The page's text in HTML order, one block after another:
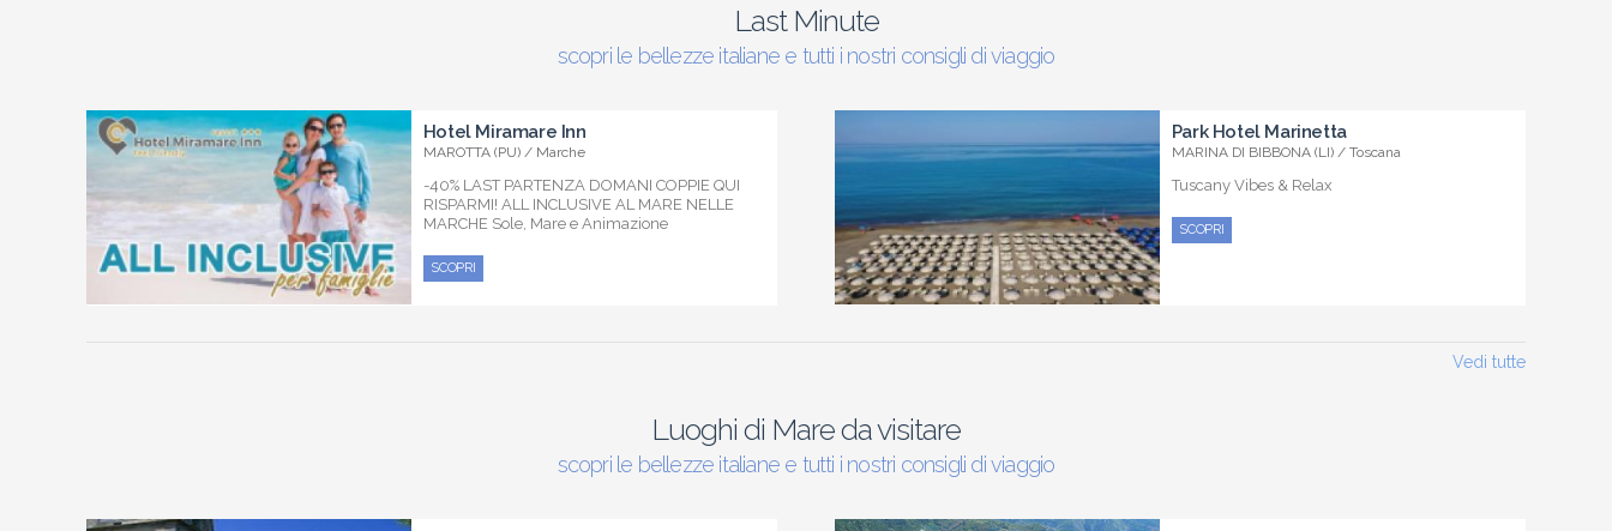
Last Minute
scopri le bellezze italiane e tutti i nostri consigli di viaggio
Hotel Miramare Inn
MAROTTA (PU) / Marche
-40% LAST PARTENZA DOMANI COPPIE QUI
RISPARMI! ALL INCLUSIVE AL MARE NELLE
MARCHE Sole, Mare e Animazione
SCOPRI
Park Hotel Marinetta
MARINA DI BIBBONA (LI) / Toscana
Tuscany Vibes & Relax
SCOPRI
Vedi tutte
Luoghi di Mare da visitare
scopri le bellezze italiane e tutti i nostri consigli di viaggio